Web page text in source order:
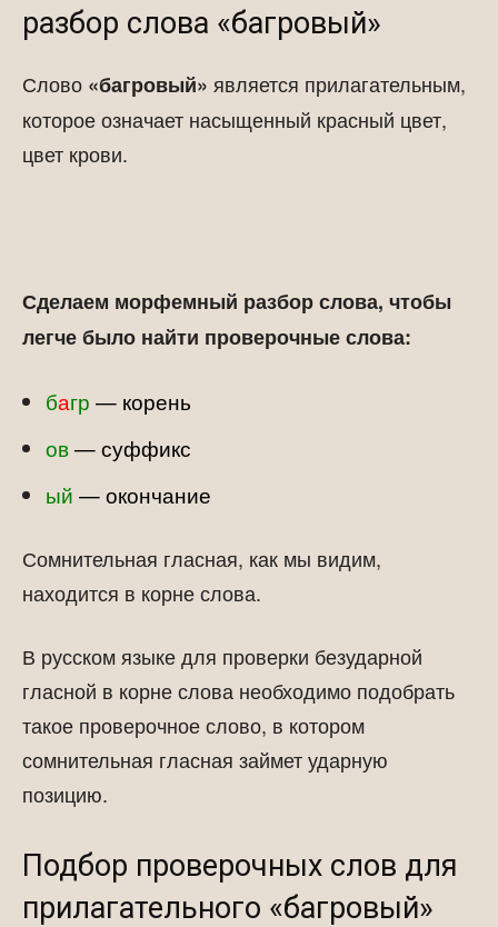
разбор слова «багровый»
Слово «багровый» является прилагательным,
которое означает насыщенный красный цвет,
цвет крови.
Сделаем морфемный разбор слова, чтобы
легче было найти проверочные слова:
багр — корень
ов—суффикс
ый — окончание
Сомнительная гласная, как мы видим,
находится в корне слова.
В русском языке для проверки безударной
гласной в корне слова необходимо подобрать
такое проверочное слово, в котором
сомнительная гласная займет ударную
позицию.
Подбор проверочных слов для
прилагательного «багровый»